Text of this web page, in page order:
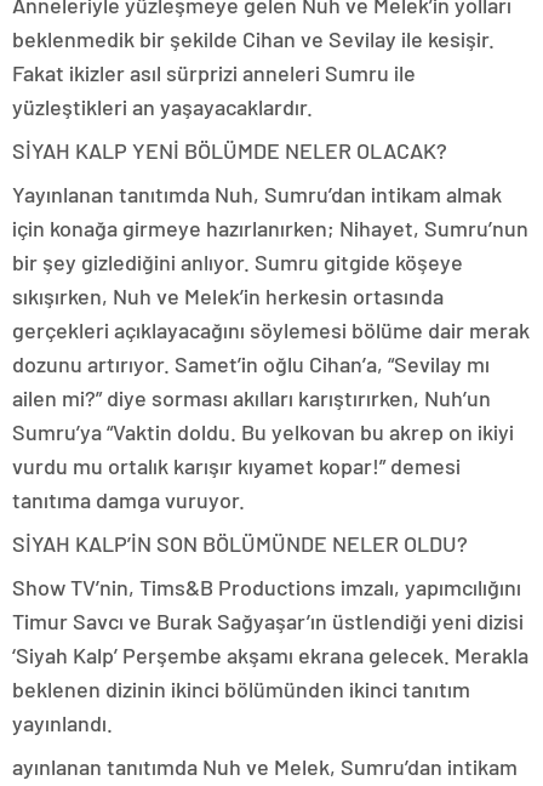
beklenmedik bir şekilde Cihan ve Sevilay ile kesişir.
Fakat ikizler asıl sürprizi anneleri Sumru ile
yüzleştikleri an yaşayacaklardır.
SİYAH KALP YENİ BÖLÜMDE NELER OLACAK?
Yayınlanan tanıtımda Nuh, Sumru’dan intikam almak
için konağa girmeye hazırlanırken; Nihayet, Sumru’nun
bir şey gizlediğini anlıyor. Sumru gitgide köşeye
sıkışırken, Nuh ve Melek’in herkesin ortasında
gerçekleri açıklayacağını söylemesi bölüme dair merak
dozunu artırıyor. Samet’in oğlu Cihan’a, “Sevilay mı
ailen mi?” diye sorması akılları karıştırırken, Nuh’un
Sumru’ya “Vaktin doldu. Bu yelkovan bu akrep on ikiyi
vurdu mu ortalık karışır kıyamet kopar!” demesi
tanıtıma damga vuruyor.
SİYAH KALP’İN SON BÖLÜMÜNDE NELER OLDU?
Show TV’nin, Tims&B Productions imzalı, yapımcılığını
Timur Savcı ve Burak Sağyaşar’ın üstlendiği yeni dizisi
‘Siyah Kalp’ Perşembe akşamı ekrana gelecek. Merakla
beklenen dizinin ikinci bölümünden ikinci tanıtım
yayınlandı.
ayınlanan tanıtımda Nuh ve Melek, Sumru’dan intikam